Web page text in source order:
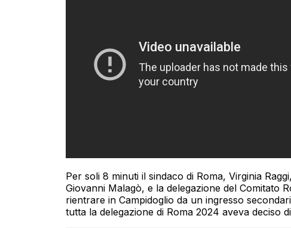
Per soli 8 minuti il sindaco di Roma, Virginia
Giovanni Malagò, e la delegazione del Comitato
rientrare in Campidoglio da un ingresso
tutta la delegazione di Roma 2024 aveva deciso